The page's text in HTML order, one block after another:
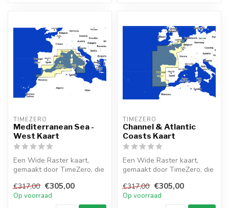
TIMEZERO
Mediterranean Sea -
West Kaart
Een Wide Raster kaart,
gemaakt door TimeZero, die
West g...
€317,00 €305,00
Op voorraad
TIMEZERO
Channel & Atlantic
Coasts Kaart
Een Wide Raster kaart,
gemaakt door TimeZero, die
Coasts ...
€317,00 €305,00
Op voorraad